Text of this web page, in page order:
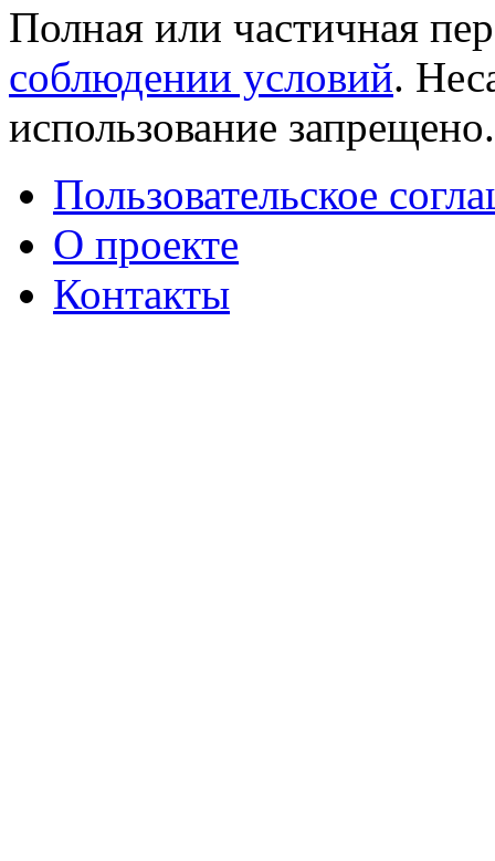
Полная или частичная
соблюдении условий.
использование
Пользовательское
О проекте
Контакты